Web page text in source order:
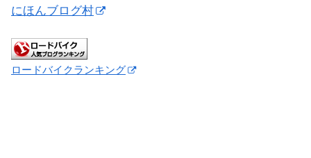
にほんブログ村
ロードバイクランキング